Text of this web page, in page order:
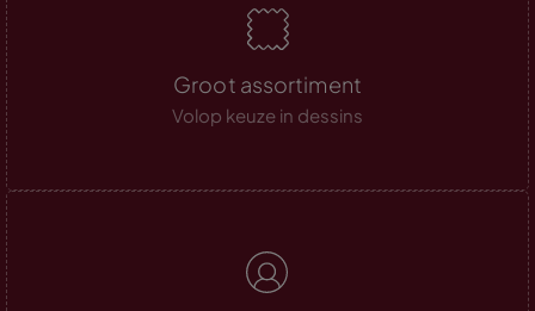
Groot assortiment
Volop keuze in dessins